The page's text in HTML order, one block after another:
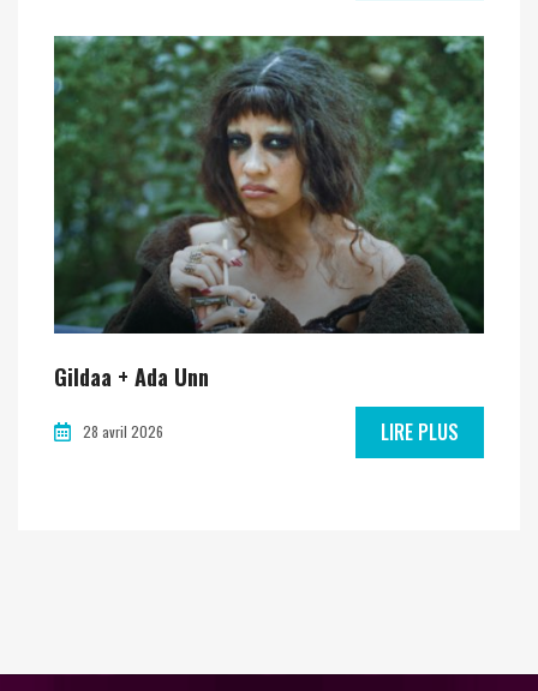
Gildaa + Ada Unn
28 avril 2026 LIRE PLUS